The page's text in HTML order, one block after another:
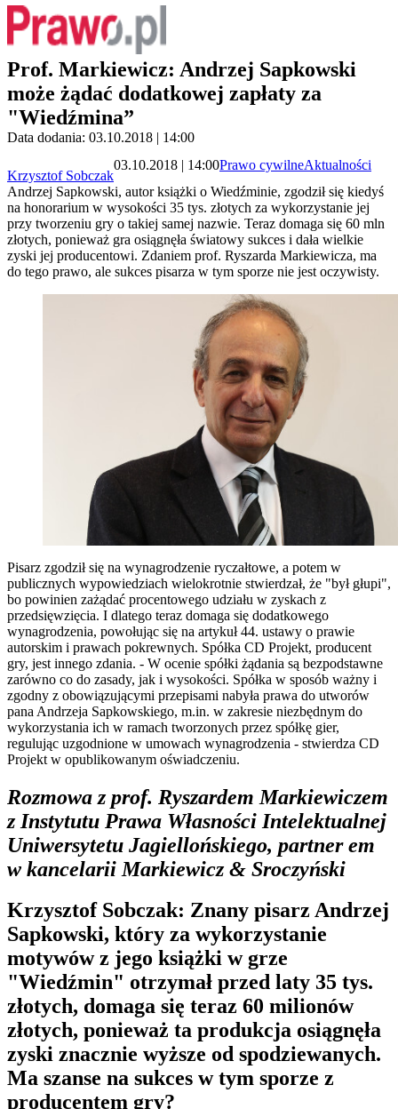
Prof. Markiewicz: Andrzej Sapkowski
może żądać dodatkowej zapłaty za
"Wiedźmina”
Data dodania: 03.10.2018 | 14:00
Krzysztof Sobczak
03.10.2018 | 14:00Prawo cywilneAktualności
Andrzej Sapkowski, autor książki o Wiedźminie, zgodził się kiedyś
na honorarium w wysokości 35 tys. złotych za wykorzystanie jej
przy tworzeniu gry o takiej samej nazwie. Teraz domaga się 60 mln
złotych, ponieważ gra osiągnęła światowy sukces i dała wielkie
zyski jej producentowi. Zdaniem prof. Ryszarda Markiewicza, ma
do tego prawo, ale sukces pisarza w tym sporze nie jest oczywisty.
Pisarz zgodził się na wynagrodzenie ryczałtowe, a potem w
publicznych wypowiedziach wielokrotnie stwierdzał, że "był głupi",
bo powinien zażądać procentowego udziału w zyskach z
przedsięwzięcia. I dlatego teraz domaga się dodatkowego
wynagrodzenia, powołując się na artykuł 44. ustawy o prawie
autorskim i prawach pokrewnych. Spółka CD Projekt, producent
gry, jest innego zdania. - W ocenie spółki żądania są bezpodstawne
zarówno co do zasady, jak i wysokości. Spółka w sposób ważny i
zgodny z obowiązującymi przepisami nabyła prawa do utworów
pana Andrzeja Sapkowskiego, m.in. w zakresie niezbędnym do
wykorzystania ich w ramach tworzonych przez spółkę gier,
regulując uzgodnione w umowach wynagrodzenia - stwierdza CD
Projekt w opublikowanym oświadczeniu.
Rozmowa z prof. Ryszardem Markiewiczem
z Instytutu Prawa Własności Intelektualnej
Uniwersytetu Jagiellońskiego, partner em
w kancelarii Markiewicz & Sroczyński
Krzysztof Sobczak: Znany pisarz Andrzej
Sapkowski, który za wykorzystanie
motywów z jego książki w grze
"Wiedźmin" otrzymał przed laty 35 tys.
złotych, domaga się teraz 60 milionów
złotych, ponieważ ta produkcja osiągnęła
zyski znacznie wyższe od spodziewanych.
Ma szanse na sukces w tym sporze z
producentem gry?